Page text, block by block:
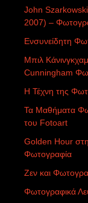
John
2007) –
Ενσυνείδητη
Μπιλ
Cunningham
Η Τέχνη της
Τα Μαθήματα
του Fotoart
Golden Hour
Φωτογραφία
Ζεν και
Φωτογραφικά